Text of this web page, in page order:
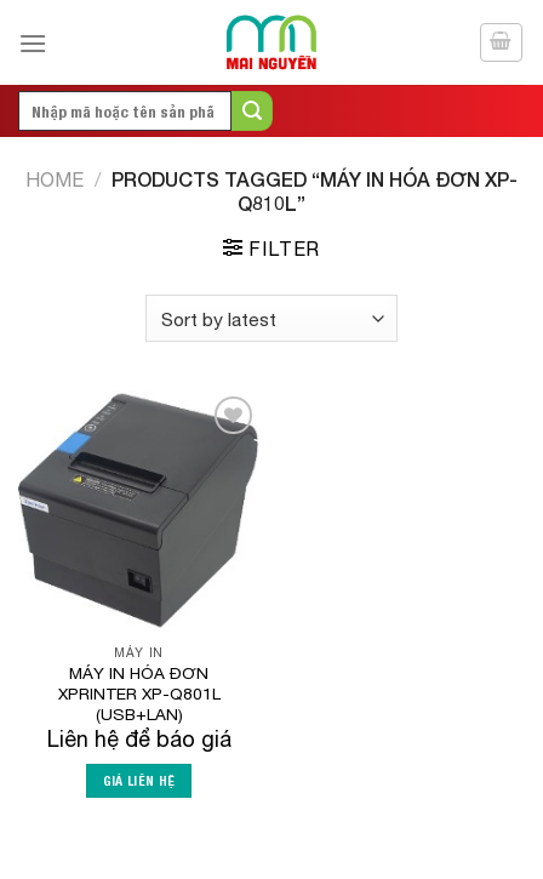
Search
HOME / PRODUCTS TAGGED “MÁY IN HÓA ĐƠN XP-
Q810L”
FILTER
MÁY IN
MÁY IN HÓA ĐƠN
XPRINTER XP-Q801L
(USB+LAN)
Liên hệ để báo giá
GIÁ LIÊN HỆ